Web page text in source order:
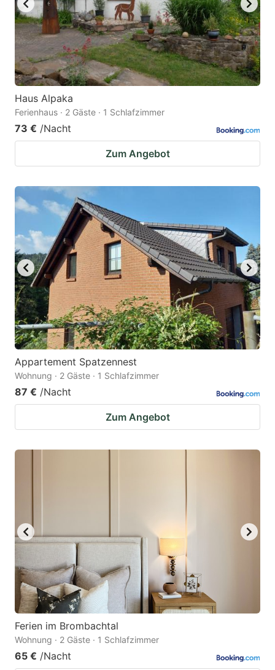
Haus Alpaka
Ferienhaus · 2 Gäste · 1 Schlafzimmer
73 € /Nacht
Zum Angebot
Appartement Spatzennest
Wohnung · 2 Gäste · 1 Schlafzimmer
87 € /Nacht
Zum Angebot
Ferien im Brombachtal
Wohnung · 2 Gäste · 1 Schlafzimmer
65 € /Nacht